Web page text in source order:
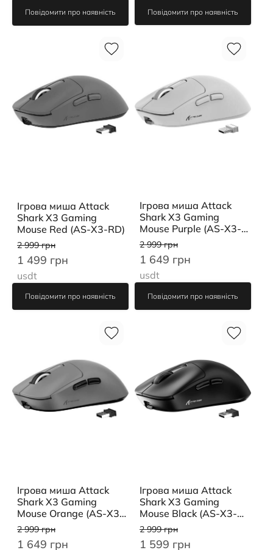
Повідомити про наявність Повідомити про наявність
Ігрова миша Attack
Shark X3 Gaming
Mouse Red (AS-X3-RD)
2 999 грн
1 499 грн
usdt
Повідомити про наявність
Ігрова миша Attack
Shark X3 Gaming
Mouse Purple (AS-X3-
PL)
2 999 грн
1 649 грн
usdt
Повідомити про наявність
Ігрова миша Attack
Shark X3 Gaming
Mouse Orange (AS-X3-
OG)
2 999 грн
1 649 грн
Ігрова миша Attack
Shark X3 Gaming
Mouse Black (AS-X3-
BK)
2 999 грн
1 599 грн